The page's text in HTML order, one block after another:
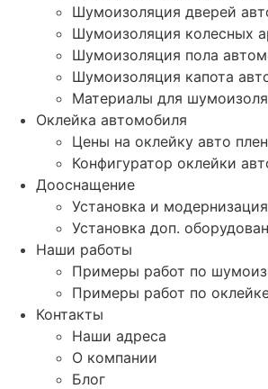
Шумоизоляция дверей
Шумоизоляция колесных
Шумоизоляция пола
Шумоизоляция капота
Материалы для
Оклейка автомобиля
Цены на оклейку авто
Конфигуратор оклейки
Дооснащение
Установка и
Установка доп.
Наши работы
Примеры работ по
Примеры работ по
Контакты
Наши адреса
О компании
Блог